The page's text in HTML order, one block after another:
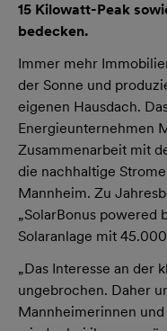
15 Kilowatt-Peak
bedecken.
Immer mehr
der Sonne und
eigenen Hausdach.
Energieunternehmen
Zusammenarbeit mit
die nachhaltige
Mannheim. Zu
„SolarBonus powered
Solaranlage mit
„Das Interesse an der
ungebrochen. Daher
Mannheimerinnen